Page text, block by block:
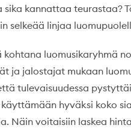
sika kannattaa teurastaa?
selkeää linjaa
kohtana luomusikaryhmä
ja jalostajat mukaan
tulevaisuudessa
hyväksi koko
Näin voitaisiin laskea